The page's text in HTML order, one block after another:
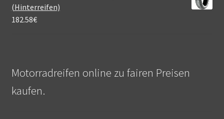
(Hinterreifen)
182.58€
Motorradreifen online zu fairen Preisen
kaufen.